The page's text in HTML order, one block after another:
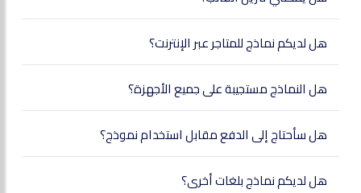
هل لديكم نماذج للمتاجر عبر الإنترنت؟
هل النماذج مستجيبة على جميع الأجهزة؟
هل سأحتاج إلى الدفع مقابل استخدام نموذج؟
هل لديكم نماذج بلغات أخرى؟